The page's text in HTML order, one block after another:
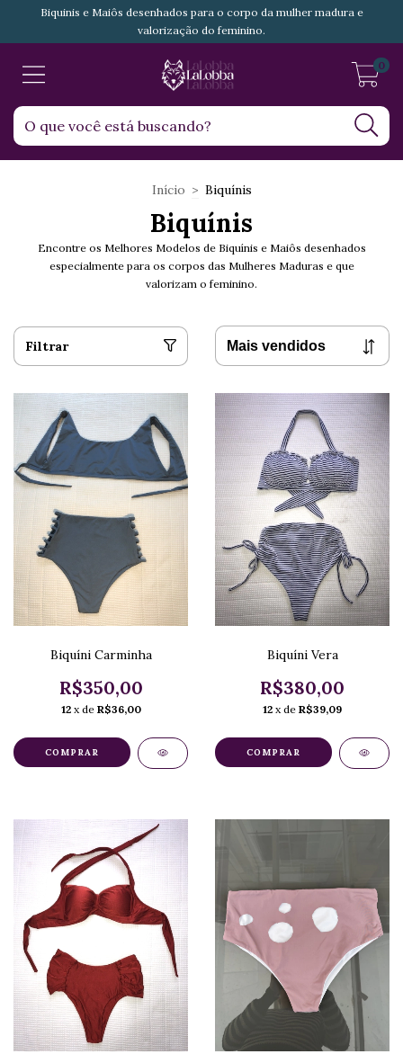
Biquinis e Maiôs desenhados para o corpo da mulher madura e
valorização do feminino.
0
Início > Biquínis
Biquínis
Encontre os Melhores Modelos de Biquínis e Maiôs desenhados
especialmente para os corpos das Mulheres Maduras e que
valorizam o feminino.
Filtrar
Biquíni Carminha
R$350,00
12 x de R$36,00
COMPRAR
Biquíni Vera
R$380,00
12 x de R$39,09
COMPRAR